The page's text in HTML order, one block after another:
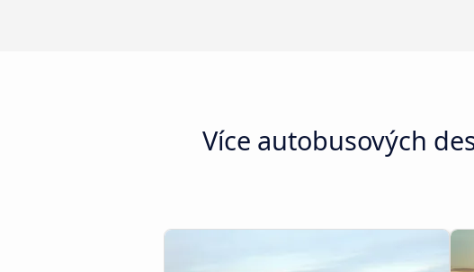
Více autobusových